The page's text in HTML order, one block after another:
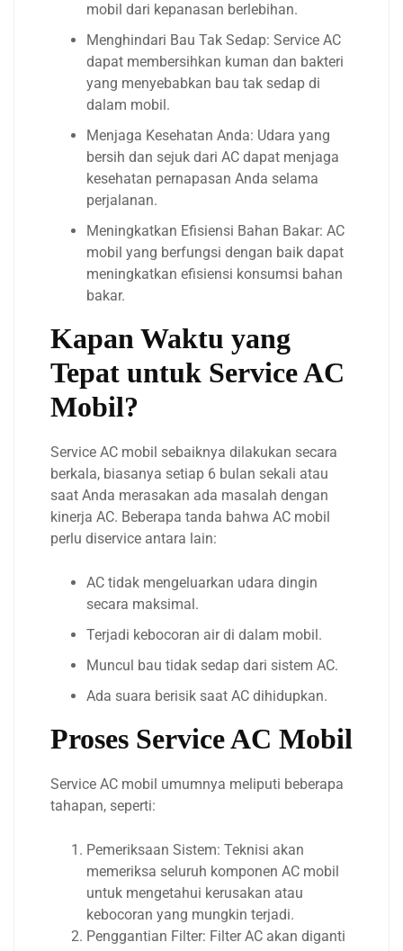
mobil dari kepanasan berlebihan.
Menghindari Bau Tak Sedap: Service AC
dapat membersihkan kuman dan bakteri
yang menyebabkan bau tak sedap di
dalam mobil.
Menjaga Kesehatan Anda: Udara yang
bersih dan sejuk dari AC dapat menjaga
kesehatan pernapasan Anda selama
perjalanan.
Meningkatkan Efisiensi Bahan Bakar: AC
mobil yang berfungsi dengan baik dapat
meningkatkan efisiensi konsumsi bahan
bakar.
Kapan Waktu yang
Tepat untuk Service AC
Mobil?
Service AC mobil sebaiknya dilakukan secara
berkala, biasanya setiap 6 bulan sekali atau
saat Anda merasakan ada masalah dengan
kinerja AC. Beberapa tanda bahwa AC mobil
perlu diservice antara lain:
AC tidak mengeluarkan udara dingin
secara maksimal.
Terjadi kebocoran air di dalam mobil.
Muncul bau tidak sedap dari sistem AC.
Ada suara berisik saat AC dihidupkan.
Proses Service AC Mobil
Service AC mobil umumnya meliputi beberapa
tahapan, seperti:
Pemeriksaan Sistem: Teknisi akan
memeriksa seluruh komponen AC mobil
untuk mengetahui kerusakan atau
kebocoran yang mungkin terjadi.
Penggantian Filter: Filter AC akan diganti